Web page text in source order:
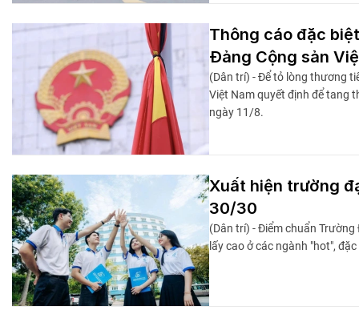
Thông cáo đặc
Đảng Cộng sản
(Dân trí) - Để tỏ lòng thương
Việt Nam quyết định để tang
ngày 11/8.
Xuất hiện trường
30/30
(Dân trí) - Điểm chuẩn
lấy cao ở các ngành "hot",